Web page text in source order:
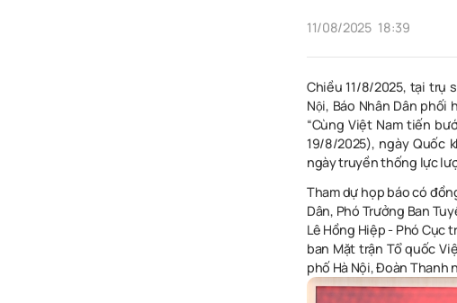
11/08/2025 18:39
Chiều 11/8/2025, tại trụ
Nội, Báo Nhân Dân
“Cùng Việt Nam tiến
19/8/2025), ngày Quốc
ngày truyền thống lực
Tham dự họp báo có
Dân, Phó Trưởng Ban
Lê Hồng Hiệp - Phó Cục
ban Mặt trận Tổ quốc
phố Hà Nội, Đoàn Thanh